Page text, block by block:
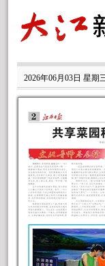
2026年06月03日 星期